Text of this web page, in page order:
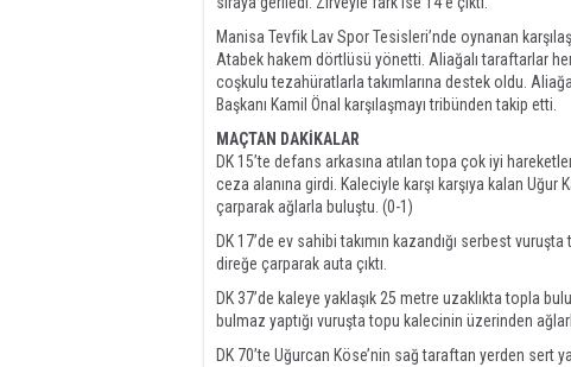
Manisa Tevfik Lav Spor Tesisleri’nde oynanan
Atabek hakem dörtlüsü yönetti. Aliağalı taraftarlar
coşkulu tezahüratlarla takımlarına destek oldu.
Başkanı Kamil Önal karşılaşmayı tribünden takip etti.
MAÇTAN DAKİKALAR
DK 15’te defans arkasına atılan topa çok iyi
ceza alanına girdi. Kaleciyle karşı karşıya kalan
çarparak ağlarla buluştu. (0-1)
DK 17’de ev sahibi takımın kazandığı serbest
direğe çarparak auta çıktı.
DK 37’de kaleye yaklaşık 25 metre uzaklıkta topla
bulmaz yaptığı vuruşta topu kalecinin üzerinden
DK 70’te Uğurcan Köse’nin sağ taraftan yerden sert